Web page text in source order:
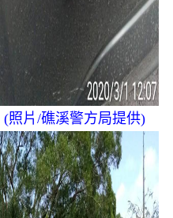
(照片/礁溪警方局提供)